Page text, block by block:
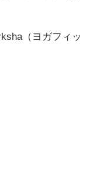
（ヨガフィッ